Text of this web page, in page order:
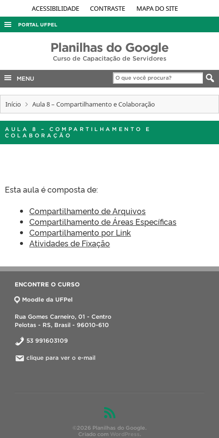
ACESSIBILIDADE CONTRASTE MAPA DO SITE
PORTAL UFPEL
EDITAIS
Planilhas do Google
Curso de Capacitação de Servidores
MENU
Início Aula 8 – Compartilhamento e Colaboração
AULA 8 – COMPARTILHAMENTO E
COLABORAÇÃO
Esta aula é composta de:
Compartilhamento de Arquivos
Compartilhamento de Áreas Específicas
Compartilhamento por Link
Atividades de Fixação
ENCONTRE O CURSO
Moodle da UFPel
Rua Gomes Carneiro, 01 - Centro
Pelotas - RS, Brasil - 96010-610
53 991603109
clique para ver o e-mail
©2026 Planilhas do Google.
Criado com WordPress.